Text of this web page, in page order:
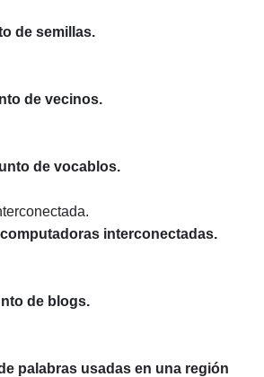
de semillas.
de vecinos.
de vocablos.
interconectadas.
de blogs.
palabras usadas en una región